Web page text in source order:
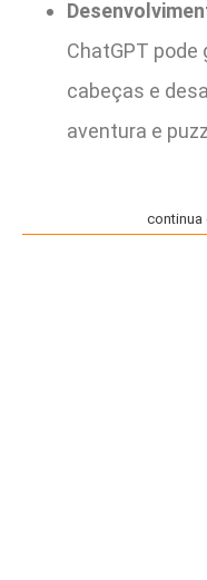
ChatGPT pode
cabeças e
aventura e
continua